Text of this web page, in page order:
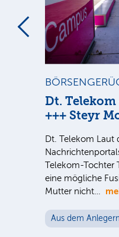
Dt. Telekom
+++ Steyr
Dt. Telekom Laut
Telekom-Tochter
eine mögliche
Mutter nicht…
Aus dem